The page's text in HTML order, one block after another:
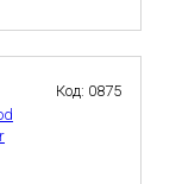
Код: 0875